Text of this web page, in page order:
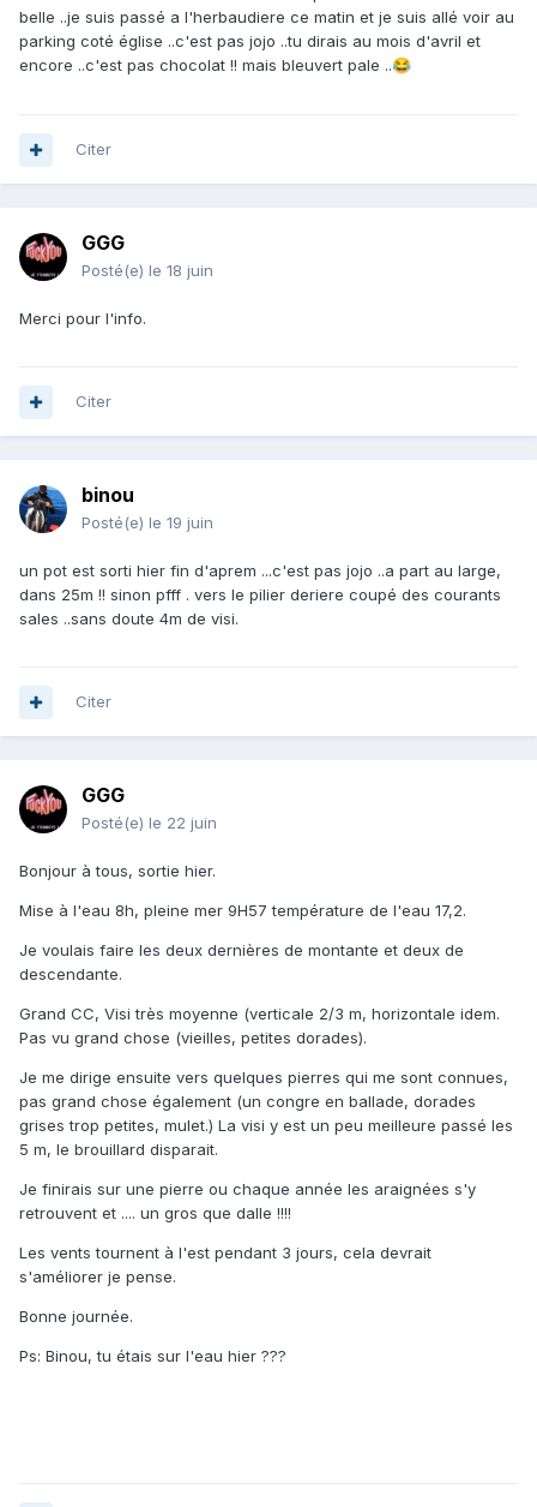
belle ..je suis passé a l'herbaudiere ce matin et je suis allé voir au
parking coté église ..c'est pas jojo ..tu dirais au mois d'avril et
encore ..c'est pas chocolat !! mais bleuvert pale ..😂
Citer
GGG
Posté(e) le 18 juin
Merci pour l'info.
Citer
binou
Posté(e) le 19 juin
un pot est sorti hier fin d'aprem ...c'est pas jojo ..a part au large,
dans 25m !! sinon pfff . vers le pilier deriere coupé des courants
sales ..sans doute 4m de visi.
Citer
GGG
Posté(e) le 22 juin
Bonjour à tous, sortie hier.
Mise à l'eau 8h, pleine mer 9H57 température de l'eau 17,2.
Je voulais faire les deux dernières de montante et deux de
descendante.
Grand CC, Visi très moyenne (verticale 2/3 m, horizontale idem.
Pas vu grand chose (vieilles, petites dorades).
Je me dirige ensuite vers quelques pierres qui me sont connues,
pas grand chose également (un congre en ballade, dorades
grises trop petites, mulet.) La visi y est un peu meilleure passé les
5 m, le brouillard disparait.
Je finirais sur une pierre ou chaque année les araignées s'y
retrouvent et .... un gros que dalle !!!!
Les vents tournent à l'est pendant 3 jours, cela devrait
s'améliorer je pense.
Bonne journée.
Ps: Binou, tu étais sur l'eau hier ???